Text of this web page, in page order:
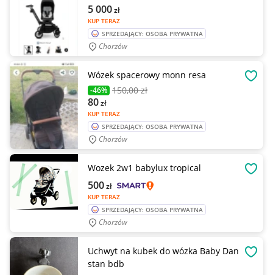
KUP TERAZ
5 000zł
SPRZEDAJĄCY: OSOBA PRYWATNA
Chorzów
Wózek spacerowy monn resa
-46% 150,00 zł
KUP TERAZ
80zł
SPRZEDAJĄCY: OSOBA PRYWATNA
Chorzów
Wozek 2w1 babylux tropical
KUP TERAZ
500zł
SPRZEDAJĄCY: OSOBA PRYWATNA
Chorzów
Uchwyt na kubek do wózka Baby Dan
stan bdb